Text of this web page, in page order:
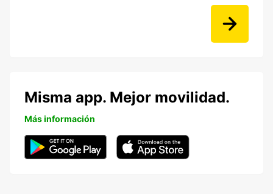
Misma app. Mejor movilidad.
Más información